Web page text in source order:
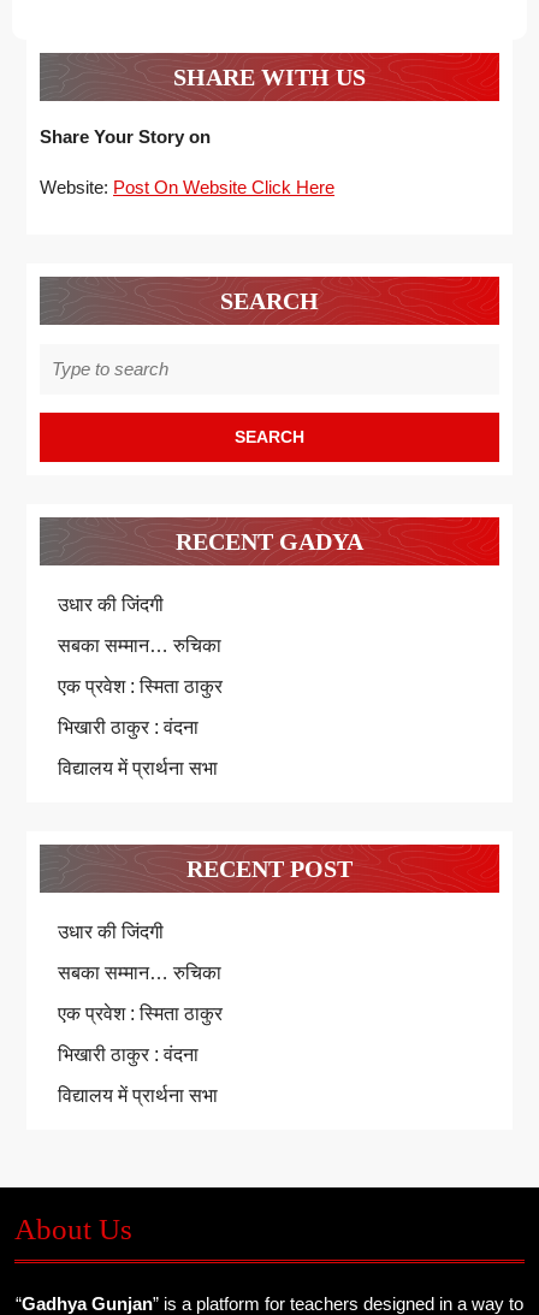
SHARE WITH US
Share Your Story on
Website: Post On Website Click Here
SEARCH
for:
RECENT GADYA
उधार की जिंदगी
सबका सम्मान… रुचिका
एक प्रवेश : स्मिता ठाकुर
भिखारी ठाकुर : वंदना
विद्यालय में प्रार्थना सभा
RECENT POST
उधार की जिंदगी
सबका सम्मान… रुचिका
एक प्रवेश : स्मिता ठाकुर
भिखारी ठाकुर : वंदना
विद्यालय में प्रार्थना सभा
About Us
“Gadhya Gunjan” is a platform for teachers designed in a way to